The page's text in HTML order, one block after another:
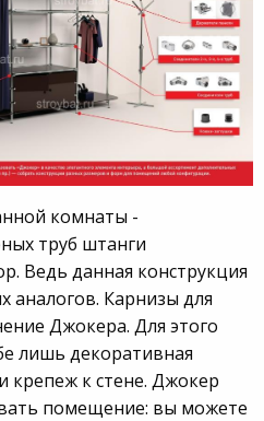
комнаты -
труб штанги
Ведь данная конструкция
аналогов. Карнизы для
Джокера. Для этого
лишь декоративная
крепеж к стене. Джокер
помещение: вы можете